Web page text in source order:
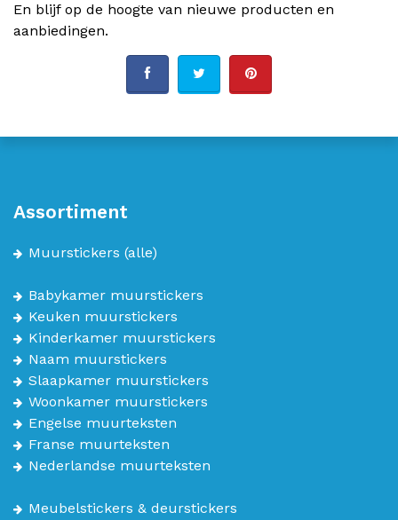
En blijf op de hoogte van nieuwe producten en
aanbiedingen.
Assortiment
Muurstickers (alle)
Babykamer muurstickers
Keuken muurstickers
Kinderkamer muurstickers
Naam muurstickers
Slaapkamer muurstickers
Woonkamer muurstickers
Engelse muurteksten
Franse muurteksten
Nederlandse muurteksten
Meubelstickers & deurstickers